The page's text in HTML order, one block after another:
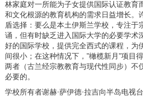
林家庭对一所能为子女提供国际认证教育
和文化根源的教育机构的需求日益增长。
盾选择：要么是本土伊斯兰学校，专注于
诵，但有时缺乏进入国际大学的必要学术
好的国际学校，提供完全西式的课程，为
间很小；在这种情况下，"橄榄新月"项目
两者（古兰经宗教教育与现代性同步）不
必要的。
学校所有者谢赫·萨伊德·拉吉向半岛电视